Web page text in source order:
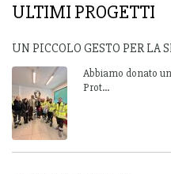
ULTIMI PROGETTI
UN PICCOLO GESTO PER LA
Abbiamo donato
Prot...